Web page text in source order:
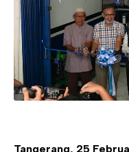
Tangerang, 25